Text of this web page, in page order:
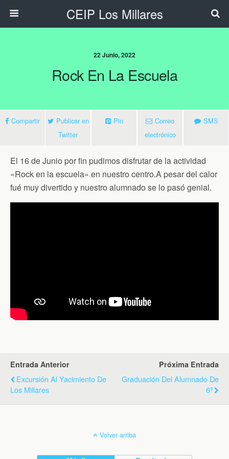
CEIP Los Millares
22 Junio, 2022
Rock En La Escuela
Compartir
Publicar en
Twitter
Pin
Correo
electrónico
SMS
El 16 de Junio por fin pudimos disfrutar de la actividad
«Rock en la escuela» en nuestro centro.A pesar del calor
fué muy divertido y nuestro alumnado se lo pasó genial.
Entrada Anterior
Excursión Al Yacimiento De
Los Millares
Próxima Entrada
Graduación Del Alumnado De
6º
Volver arriba